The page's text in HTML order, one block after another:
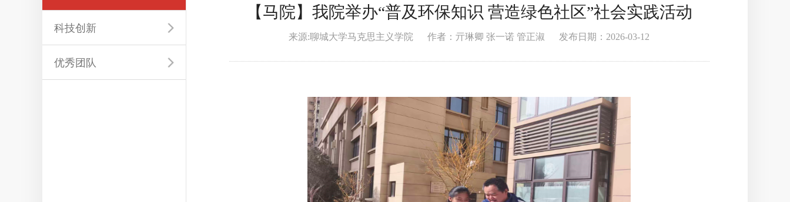
科技创新
优秀团队
【马院】我院举办“普及环保知识 营造绿色社区”社会实践活动
来源:聊城大学马克思主义学院 作者：亓琳卿 张一诺 管正淑 发布日期：2026-03-12